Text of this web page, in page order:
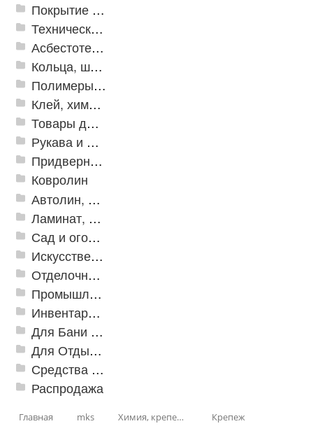
Покрытие из резиновой крошки
Техническая резина
Асбестотехнические и теплоизоляционные материалы
Кольца, шайбы, манжеты
Полимеры и пластики
Клей, химия, сопутствующие товары
Товары для дома
Рукава и шланги промышленные
Придверные решетки
Ковролин
Автолин, Транслин, Линолеум
Ламинат, Кварцвиниловая плитка SPC
Сад и огород
Искусственная трава
Отделочные профили
Промышленный текстиль
Инвентарь для клининга
Для Бани и Сауны
Для Отдыха и Пикника
Средства от насекомых и садовых вредителей
Распродажа
Главная mks Химия, крепеж, СИЗ Крепеж